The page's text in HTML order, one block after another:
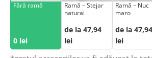
Fără ramă
0 lei
Ramă – Stejar
natural
de la 47,94
lei
Ramă – Nuc
maro
de la 47,94
lei